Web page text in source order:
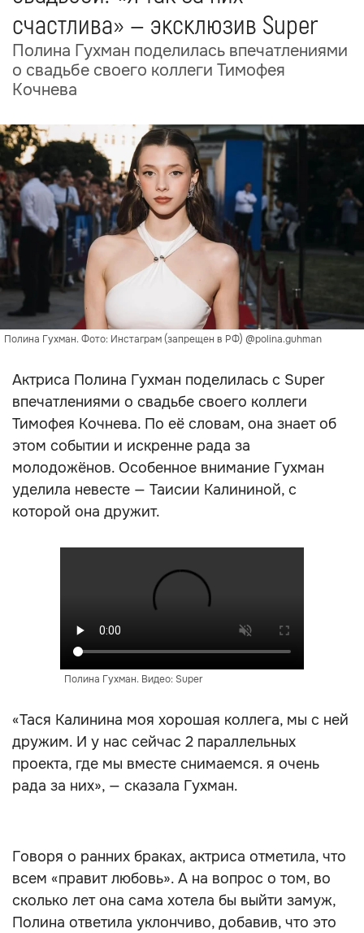
счастлива» — эксклюзив Super
Полина Гухман поделилась впечатлениями
о свадьбе своего коллеги Тимофея
Кочнева
Полина Гухман. Фото: Инстаграм (запрещен в РФ) @polina.guhman
Актриса Полина Гухман поделилась с Super
впечатлениями о свадьбе своего коллеги
Тимофея Кочнева. По её словам, она знает об
этом событии и искренне рада за
молодожёнов. Особенное внимание Гухман
уделила невесте — Таисии Калининой, с
которой она дружит.
Полина Гухман. Видео: Super
«Тася Калинина моя хорошая коллега, мы с ней
дружим. И у нас сейчас 2 параллельных
проекта, где мы вместе снимаемся. я очень
рада за них», — сказала Гухман.
Говоря о ранних браках, актриса отметила, что
всем «правит любовь». А на вопрос о том, во
сколько лет она сама хотела бы выйти замуж,
Полина ответила уклончиво, добавив, что это